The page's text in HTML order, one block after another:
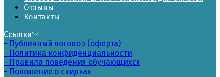
Отзывы
Контакты
Ссылки
- Публичный договор (оферта)
- Политика конфиденциальности
- Правила поведения обучающихся
- Положение о скидках